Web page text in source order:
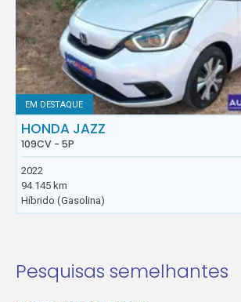
EM DESTAQUE
HONDA JAZZ
109CV - 5P
2022
94.145 km
Híbrido (Gasolina)
Pesquisas semelhantes